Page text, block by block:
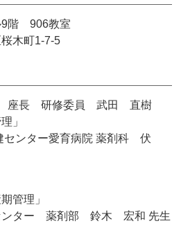
9階 906教室
木町1-7-5
座長 研修委員 武田 直樹
」
センター愛育病院 薬剤科 伏
管理」
ンター 薬剤部 鈴木 宏和 先生